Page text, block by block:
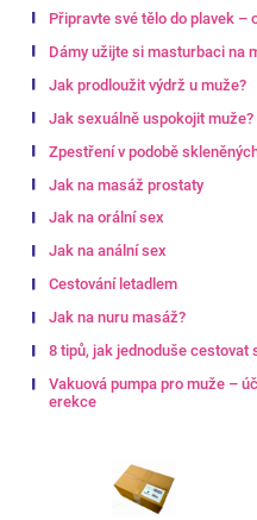
Připravte své tělo do plavek –
Dámy užijte si masturbaci na
Jak prodloužit výdrž u muže?
Jak sexuálně uspokojit muže?
Zpestření v podobě
Jak na masáž prostaty
Jak na orální sex
Jak na anální sex
Cestování letadlem
Jak na nuru masáž?
8 tipů, jak jednoduše
Vakuová pumpa pro muže –
erekce